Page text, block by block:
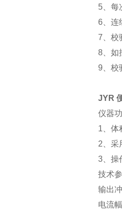
5 、
6 、
7 、
8 、
9 、
JYR
仪器
1 、
2 、采
3 、
技术
输出
电流